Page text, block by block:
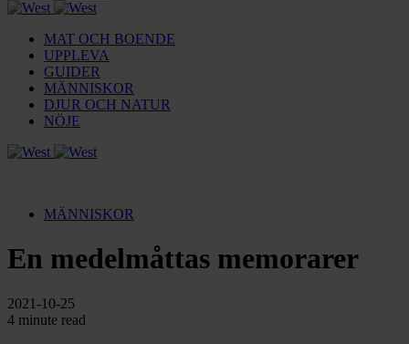
MAT OCH BOENDE
UPPLEVA
GUIDER
MÄNNISKOR
DJUR OCH NATUR
NÖJE
MÄNNISKOR
En medelmåttas memorarer
2021-10-25
4 minute read